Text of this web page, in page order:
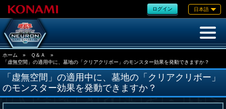
ログイン 日本語
ホーム » Ｑ＆Ａ
»
「虚無空間」の適用中に、墓地の「クリアクリボー」のモンスター効果を発動できますか？
「虚無空間」の適用中に、墓地の「クリアクリボー」
のモンスター効果を発動できますか？